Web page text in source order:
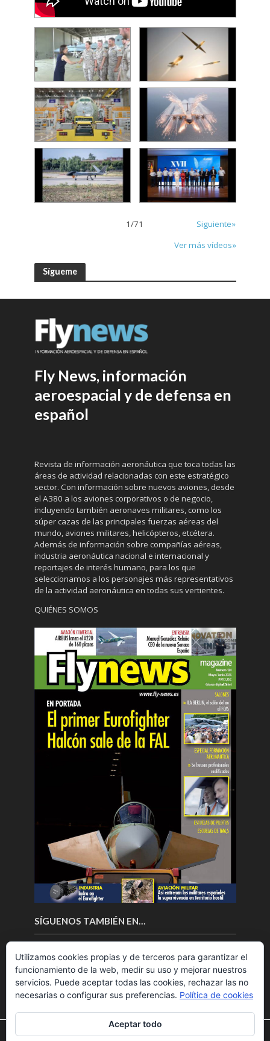
1/71
Siguiente»
Ver más vídeos»
Sígueme
Fly News, información
aeroespacial y de defensa en
español
Revista de información aeronáutica que toca todas las
áreas de actividad relacionadas con este estratégico
sector. Con información sobre nuevos aviones, desde
el A380 a los aviones corporativos o de negocio,
incluyendo también aeronaves militares, como los
súper cazas de las principales fuerzas aéreas del
mundo, aviones militares, helicópteros, etcétera.
Además de información sobre compañías aéreas,
industria aeronáutica nacional e internacional y
reportajes de interés humano, para los que
seleccionamos a los personajes más representativos
de la actividad aeronáutica en todas sus vertientes.
QUIÉNES SOMOS
SÍGUENOS TAMBIÉN EN…
Utilizamos cookies para ofrecerte la mejor experiencia en
Utilizamos cookies propias y de terceros para garantizar el
funcionamiento de la web, medir su uso y mejorar nuestros
servicios. Puede aceptar todas las cookies, rechazar las no
necesarias o configurar sus preferencias. Política de cookies
Aceptar todo